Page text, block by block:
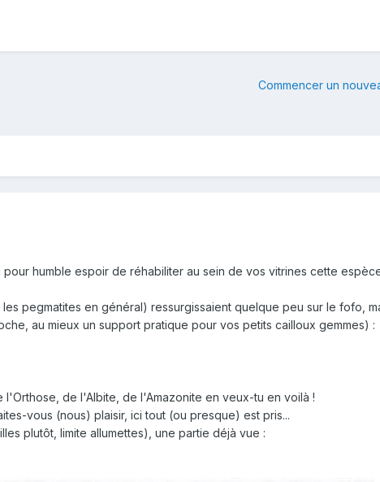
Commencer un
humble espoir de réhabiliter au sein de vos vitrines cette
pegmatites en général) ressurgissaient quelque peu sur le fofo,
au mieux un support pratique pour vos petits cailloux gemmes) :
de l'Albite, de l'Amazonite en veux-tu en voilà !
vous (nous) plaisir, ici tout (ou presque) est pris...
plutôt, limite allumettes), une partie déjà vue :